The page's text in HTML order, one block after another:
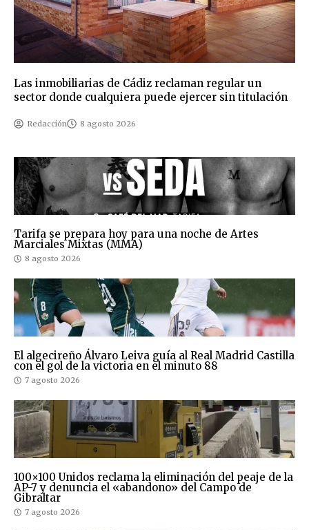
Las inmobiliarias de Cádiz reclaman regular un
sector donde cualquiera puede ejercer sin titulación
Redacción 8 agosto 2026
Tarifa se prepara hoy para una noche de Artes
Marciales Mixtas (MMA)
8 agosto 2026
El algecireño Álvaro Leiva guía al Real Madrid Castilla
con el gol de la victoria en el minuto 88
7 agosto 2026
100×100 Unidos reclama la eliminación del peaje de la
AP-7 y denuncia el «abandono» del Campo de
Gibraltar
7 agosto 2026